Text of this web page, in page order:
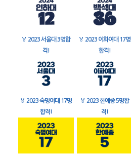
🏅 2023 서울대 3명합
격!
🏅 2023 이화여대 17명
합격!
🏅 2023 숙명여대 17명
합격!
🏅 2023 한예종 5명합
격!